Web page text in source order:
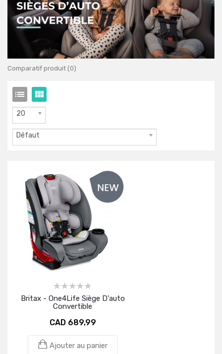
Comparatif produit (0)
20
Défaut
Britax - One4Life Siège D'auto
Convertible
CAD 689,99
Ajouter au panier